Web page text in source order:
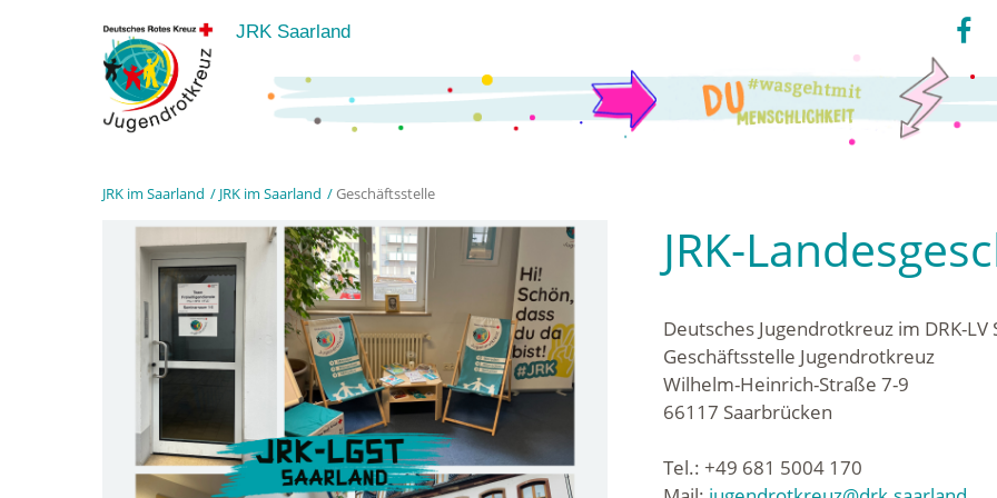
JRK Saarland
JRK im Saarland JRK im Saarland Geschäftsstelle
JRK-
Deutsches Jugendrotkreuz im DRK-LV
Geschäftsstelle Jugendrotkreuz
Wilhelm-Heinrich-Straße 7-9
66117 Saarbrücken
Tel.: +49 681 5004 170